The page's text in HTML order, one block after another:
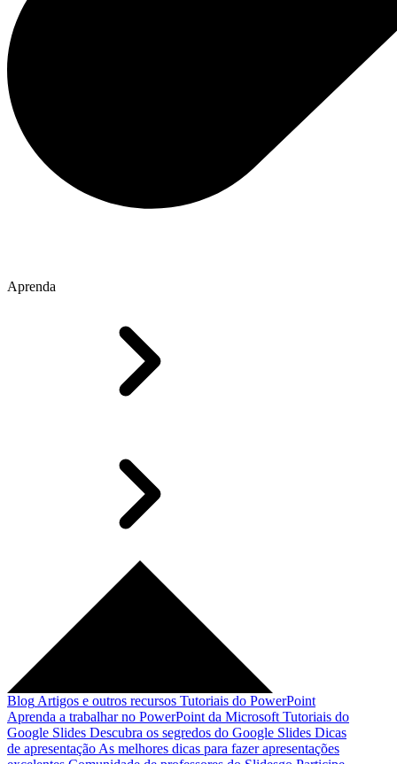
Aprenda
Blog Artigos e outros recursos Tutoriais do PowerPoint
Aprenda a trabalhar no PowerPoint da Microsoft Tutoriais do
Google Slides Descubra os segredos do Google Slides Dicas
de apresentação As melhores dicas para fazer apresentações